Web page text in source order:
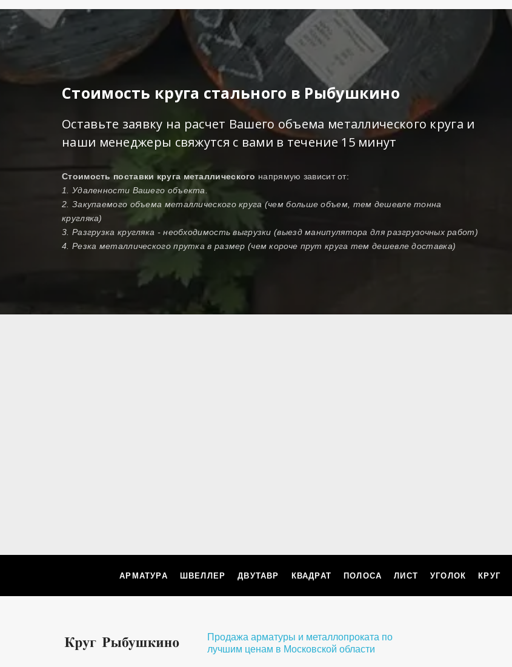
Стоимость круга стального в Рыбушкино
Оставьте заявку на расчет Вашего объема металлического круга и
наши менеджеры свяжутся с вами в течение 15 минут
Стоимость поставки круга металлического напрямую зависит от:
1. Удаленности Вашего объекта.
2. Закупаемого объема металлического круга (чем больше объем, тем дешевле тонна
кругляка)
3. Разгрузка кругляка - необходимость выгрузки (выезд манипулятора для разгрузочных работ)
4. Резка металлического прутка в размер (чем короче прут круга тем дешевле доставка)
АРМАТУРА ШВЕЛЛЕР ДВУТАВР КВАДРАТ ПОЛОСА ЛИСТ УГОЛОК КРУГ
Продажа арматуры и металлопроката по
лучшим ценам в Московской области